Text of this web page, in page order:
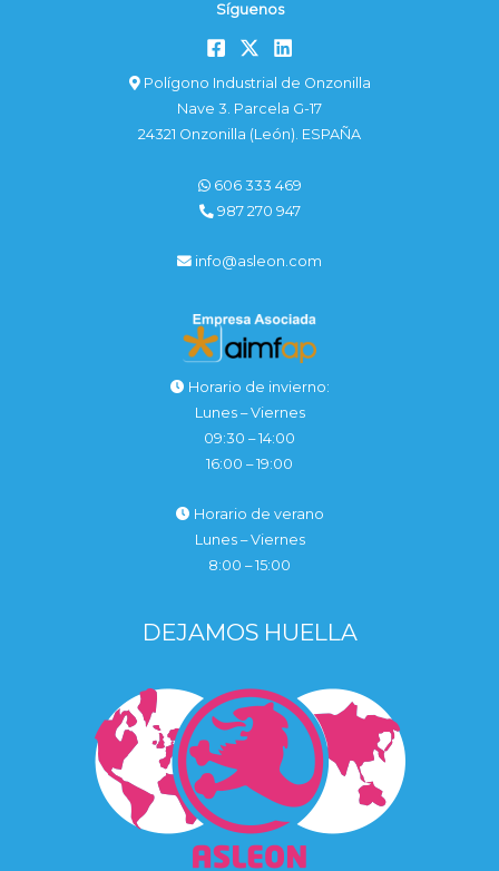
Síguenos
Polígono Industrial de Onzonilla
Nave 3. Parcela G-17
24321 Onzonilla (León). ESPAÑA
606 333 469
987 270 947
info@asleon.com
Horario de invierno:
Lunes – Viernes
09:30 – 14:00
16:00 – 19:00
Horario de verano
Lunes – Viernes
8:00 – 15:00
DEJAMOS HUELLA